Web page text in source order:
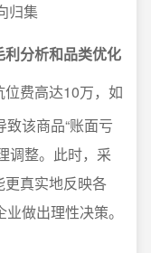
归集
分析和品类优化
费高达10万，如
该商品“账面亏
调整。此时，采
真实地反映各
做出理性决策。